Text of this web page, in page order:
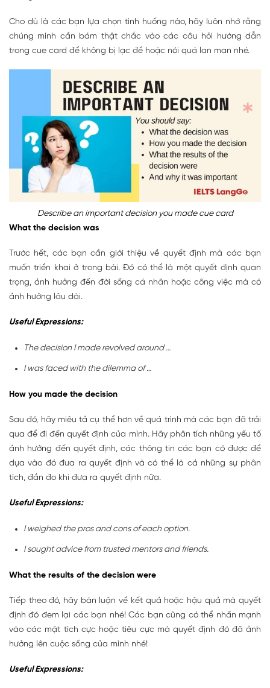
Cho dù là các bạn lựa chọn tình huống nào, hãy luôn nhớ rằng
chúng mình cần bám thật chắc vào các câu hỏi hướng dẫn
trong cue card để không bị lạc đề hoặc nói quá lan man nhé.
Describe an important decision you made cue card
What the decision was
Trước hết, các bạn cần giới thiệu về quyết định mà các bạn
muốn triển khai ở trong bài. Đó có thể là một quyết định quan
trọng, ảnh hưởng đến đời sống cá nhân hoặc công việc mà có
ảnh hưởng lâu dài.
Useful Expressions:
The decision I made revolved around …
I was faced with the dilemma of …
How you made the decision
Sau đó, hãy miêu tả cụ thể hơn về quá trình mà các bạn đã trải
qua để đi đến quyết định của mình. Hãy phân tích những yếu tố
ảnh hưởng đến quyết định, các thông tin các bạn có được để
dựa vào đó đưa ra quyết định và có thể là cả những sự phân
tích, đắn đo khi đưa ra quyết định nữa.
Useful Expressions:
I weighed the pros and cons of each option.
I sought advice from trusted mentors and friends.
What the results of the decision were
Tiếp theo đó, hãy bàn luận về kết quả hoặc hậu quả mà quyết
định đó đem lại các bạn nhé! Các bạn cũng có thể nhấn mạnh
vào các mặt tích cực hoặc tiêu cực mà quyết định đó đã ảnh
hưởng lên cuộc sống của mình nhé!
Useful Expressions: